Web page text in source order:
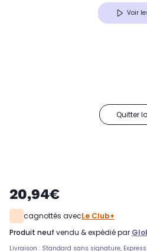
Voir
Quitter
20,94€
cagnottés avecLe Club+
produit neuf vendu & expédié par
Livraison : Standard sans signature,